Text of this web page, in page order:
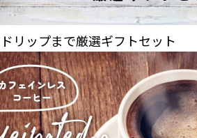
リップまで厳選ギフトセット